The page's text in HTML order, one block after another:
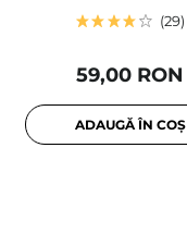
29
59,00 RON
ADAUGĂ ÎN COȘ